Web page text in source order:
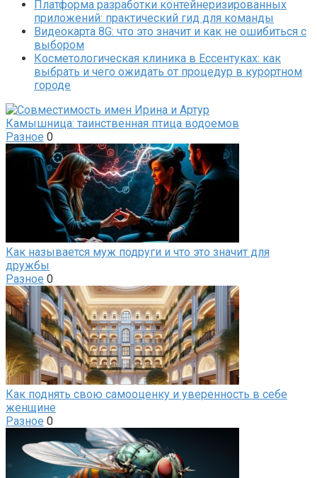
Платформа разработки контейнеризированных
приложений: практический гид для команды
Видеокарта 8G: что это значит и как не ошибиться с
выбором
Косметологическая клиника в Ессентуках: как
выбрать и чего ожидать от процедур в курортном
городе
Камышница: таинственная птица водоемов
Разное 0
Как называется муж подруги и что это значит для
дружбы
Разное 0
Как поднять свою самооценку и уверенность в себе
женщине
Разное 0